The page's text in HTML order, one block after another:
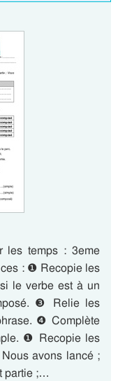
les temps : 3eme
: ❶ Recopie les
le verbe est à un
❸ Relie les
❹ Complète
❶ Recopie les
avons lancé ;
partie ;…